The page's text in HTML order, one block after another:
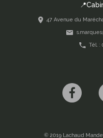
47 Avenue du
Tél. :
© 2019 Lachaud